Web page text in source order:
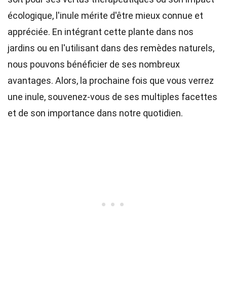
écologique, l'inule mérite d'être mieux connue et
appréciée. En intégrant cette plante dans nos
jardins ou en l'utilisant dans des remèdes naturels,
nous pouvons bénéficier de ses nombreux
avantages. Alors, la prochaine fois que vous verrez
une inule, souvenez-vous de ses multiples facettes
et de son importance dans notre quotidien.